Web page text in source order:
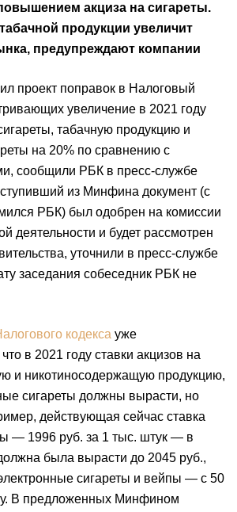
акциза на сигареты.
продукции увеличит
предупреждают компании
проект поправок в Налоговый
увеличение в 2021 году
табачную продукцию и
на 20% по сравнению с
сообщили РБК в пресс-службе
из Минфина документ (с
РБК) был одобрен на комиссии
деятельности и будет рассмотрен
уточнили в пресс-службе
заседания собеседник РБК не
кодекса уже
в 2021 году ставки акцизов на
и никотиносодержащую продукцию,
сигареты должны вырасти, но
действующая сейчас ставка
— 1996 руб. за 1 тыс. штук — в
была вырасти до 2045 руб.,
сигареты и вейпы — с 50
В предложенных Минфином